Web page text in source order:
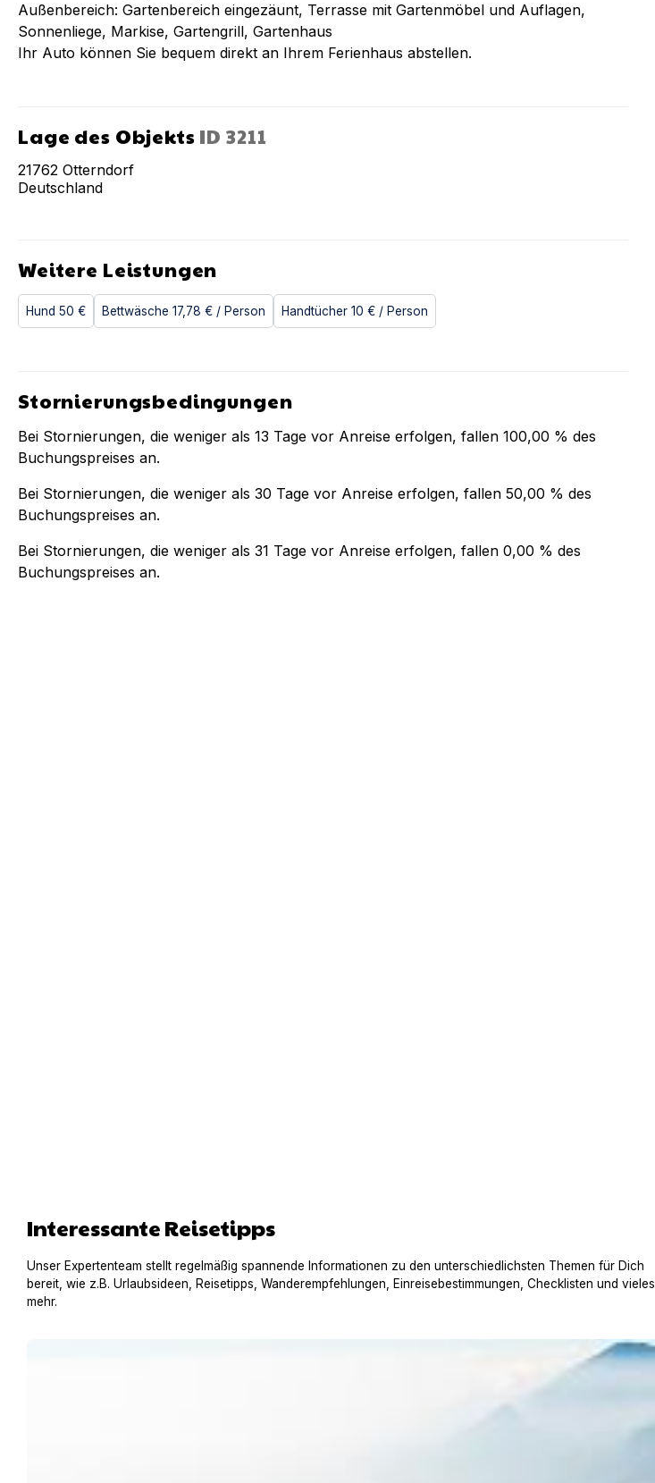
Außenbereich: Gartenbereich eingezäunt, Terrasse mit Gartenmöbel und Auflagen,
Sonnenliege, Markise, Gartengrill, Gartenhaus
Ihr Auto können Sie bequem direkt an Ihrem Ferienhaus abstellen.
Lage des Objekts ID3211
21762 Otterndorf
Deutschland
Weitere Leistungen
Hund 50 € Bettwäsche 17,78 € / Person Handtücher 10 € / Person
Stornierungsbedingungen
Bei Stornierungen, die weniger als 13 Tage vor Anreise erfolgen, fallen 100,00 % des
Buchungspreises an.
Bei Stornierungen, die weniger als 30 Tage vor Anreise erfolgen, fallen 50,00 % des
Buchungspreises an.
Bei Stornierungen, die weniger als 31 Tage vor Anreise erfolgen, fallen 0,00 % des
Buchungspreises an.
Interessante Reisetipps
Unser Expertenteam stellt regelmäßig spannende Informationen zu den unterschiedlichsten Themen für Dich
bereit, wie z.B. Urlaubsideen, Reisetipps, Wanderempfehlungen, Einreisebestimmungen, Checklisten und vieles
mehr.